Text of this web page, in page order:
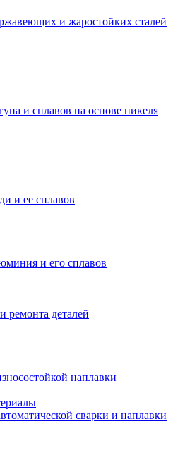
и жаростойких сталей
и сплавов на основе никеля
и ее сплавов
и его сплавов
ремонта деталей
наплавки
сварки и наплавки